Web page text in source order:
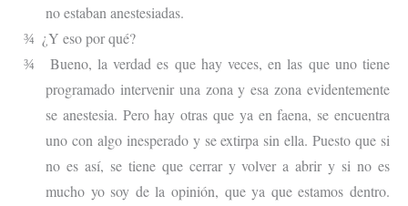
no estaban anestesiadas.
¾ ¿Y eso por qué?
¾
Bueno, la verdad es que hay veces, en las que uno tiene
programado intervenir una zona y esa zona evidentemente
se anestesia. Pero hay otras que ya en faena, se encuentra
uno con algo inesperado y se extirpa sin ella. Puesto que si
no es así, se tiene que cerrar y volver a abrir y si no es
mucho yo soy de la opinión, que ya que estamos dentro.